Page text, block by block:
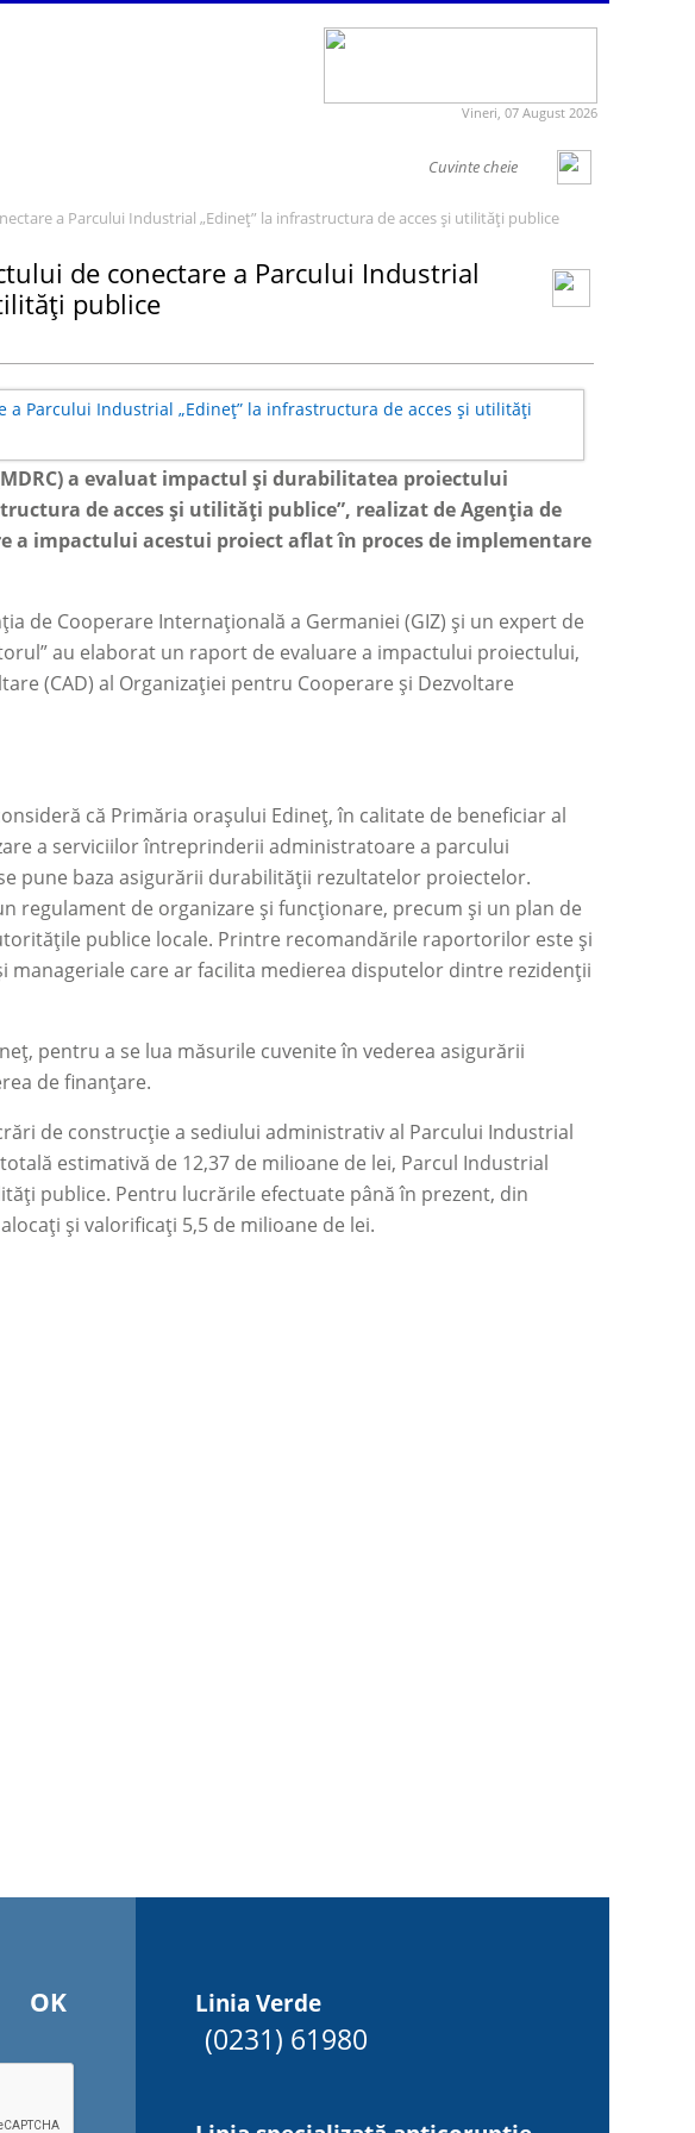
Vineri, 07 August 2026
a Parcului Industrial „Edineț” la infrastructura de acces și utilități publice
de conectare a Parcului Industrial
publice
a evaluat impactul și durabilitatea proiectului
de acces și utilități publice”, realizat de Agenția de
a impactului acestui proiect aflat în proces de implementare
de Cooperare Internațională a Germaniei (GIZ) și un expert de
au elaborat un raport de evaluare a impactului proiectului,
(CAD) al Organizaţiei pentru Cooperare şi Dezvoltare
că Primăria orașului Edineț, în calitate de beneficiar al
a serviciilor întreprinderii administratoare a parcului
pune baza asigurării durabilității rezultatelor proiectelor.
regulament de organizare și funcționare, precum și un plan de
publice locale. Printre recomandările raportorilor este și
care ar facilita medierea disputelor dintre rezidenții
pentru a se lua măsurile cuvenite în vederea asigurării
de finanțare.
de construcție a sediului administrativ al Parcului Industrial
estimativă de 12,37 de milioane de lei, Parcul Industrial
publice. Pentru lucrările efectuate până în prezent, din
și valorificați 5,5 de milioane de lei.
OK Linia Verde
(0231) 61980